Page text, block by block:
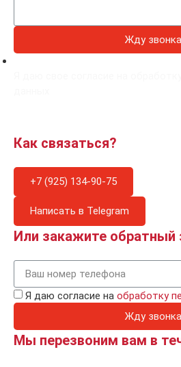
Жду звонка
Как связаться?
+7 (925) 134-90-75
Написать в Telegram
Или закажите обратный
Я даю согласие на обработку
Жду звонка
Мы перезвоним вам в